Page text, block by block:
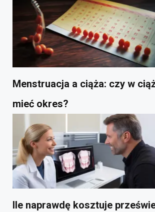
Menstruacja a ciąża: czy w
mieć okres?
Ile naprawdę kosztuje